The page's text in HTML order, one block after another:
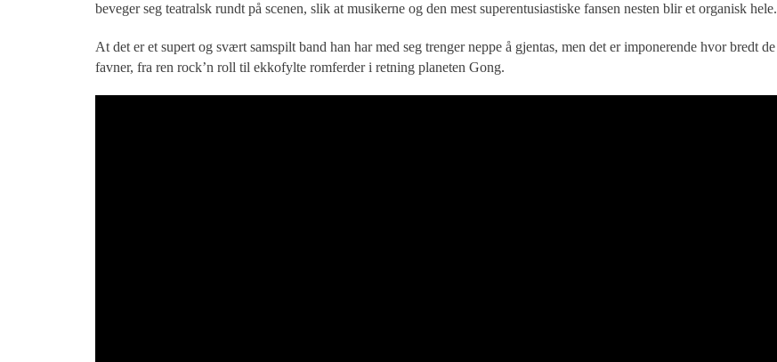
beveger seg teatralsk rundt på scenen, slik at musikerne og den mest superentusiastiske fansen nesten blir et organisk hele.
At det er et supert og svært samspilt band han har med seg trenger neppe å gjentas, men det er imponerende hvor bredt de
favner, fra ren rock’n roll til ekkofylte romferder i retning planeten Gong.